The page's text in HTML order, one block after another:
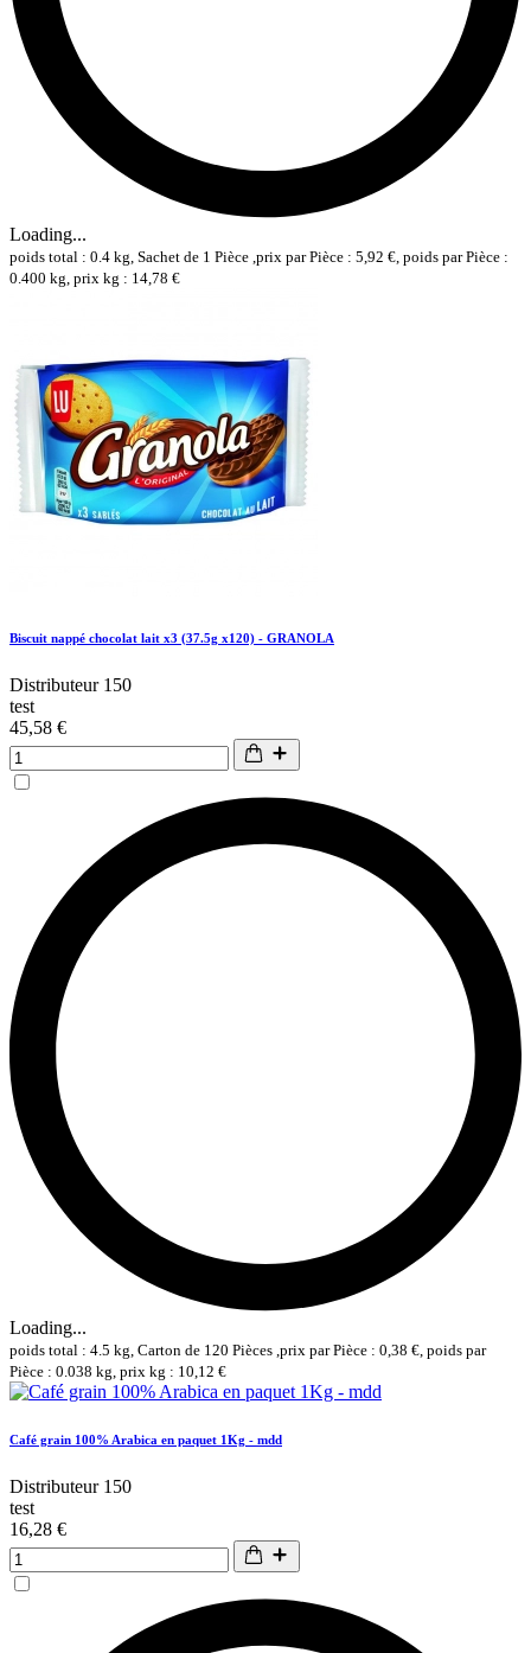
Loading...
poids total : 0.4 kg, Sachet de 1 Pièce ,prix par Pièce : 5,92 €, poids par Pièce :
0.400 kg, prix kg : 14,78 €
Biscuit nappé chocolat lait x3 (37.5g x120) - GRANOLA
Distributeur 150
test
45,58 €
Loading...
poids total : 4.5 kg, Carton de 120 Pièces ,prix par Pièce : 0,38 €, poids par
Pièce : 0.038 kg, prix kg : 10,12 €
Café grain 100% Arabica en paquet 1Kg - mdd
Distributeur 150
test
16,28 €